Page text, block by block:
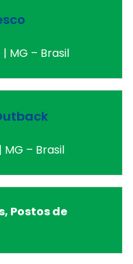
MG – Brasil
– Brasil
Postos de